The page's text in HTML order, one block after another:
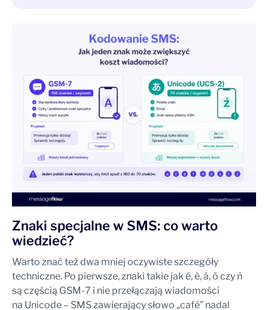
Znaki specjalne w SMS: co warto
wiedzieć?
Warto znać też dwa mniej oczywiste szczegóły
techniczne. Po pierwsze, znaki takie jak é, è, ä, ö czy ñ
są częścią GSM-7 i nie przełączają wiadomości
na Unicode – SMS zawierający słowo „café” nadal